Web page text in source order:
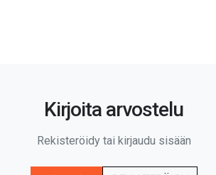
Kirjoita arvostelu
Rekisteröidy tai kirjaudu sisään